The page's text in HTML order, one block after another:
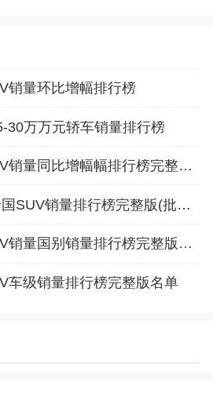
销量环比增幅排行榜
30万万元轿车销量排行榜
2017年1月SUV销量同比增幅幅排行榜完整版名单
2025年12月全国SUV销量排行榜完整版(批发量
2016年8月SUV销量国别销量排行榜完整版名单
车级销量排行榜完整版名单